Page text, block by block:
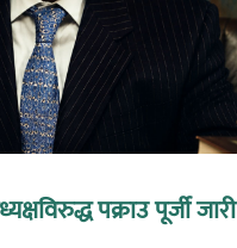
पक्राउ पूर्जी जारी